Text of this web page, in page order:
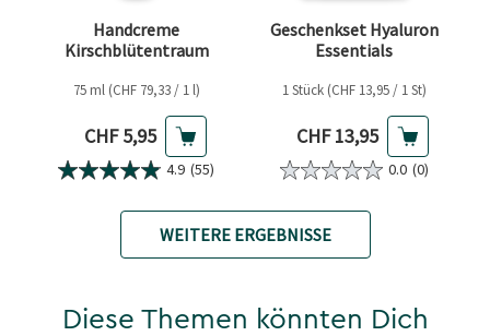
Handcreme
Kirschblütentraum
75 ml (CHF 79,33 / 1 l)
Aktueller Preis
CHF 5,95
4.9 (55)
Geschenkset Hyaluron
Essentials
1 Stück (CHF 13,95 / 1 St)
Aktueller Preis
CHF 13,95
0.0 (0)
WEITERE ERGEBNISSE
Diese Themen könnten Dich